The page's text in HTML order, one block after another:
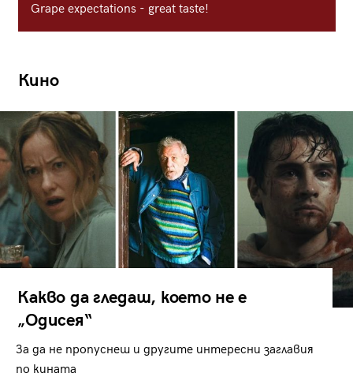
Grape expectations - great taste!
Кино
Какво да гледаш, което не е
„Одисея“
За да не пропуснеш и другите интересни заглавия
по кината